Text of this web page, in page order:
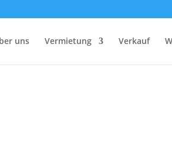
uns Vermietung Verkauf